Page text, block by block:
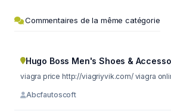
Commentaires de la même catégorie
Hugo Boss Men's Shoes &
viagra price http://
Abcfautoscoft